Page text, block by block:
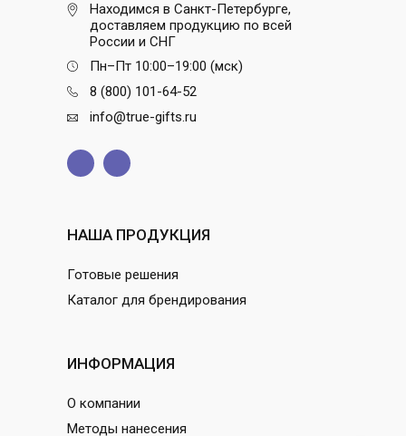
НАША ПРОДУКЦИЯ
Готовые решения
Каталог для брендирования
ИНФОРМАЦИЯ
О компании
Методы нанесения
Находимся в Санкт-Петербурге,
доставляем продукцию по всей
России и СНГ
Пн–Пт 10:00–19:00 (мск)
8 (800) 101-64-52
info@true-gifts.ru